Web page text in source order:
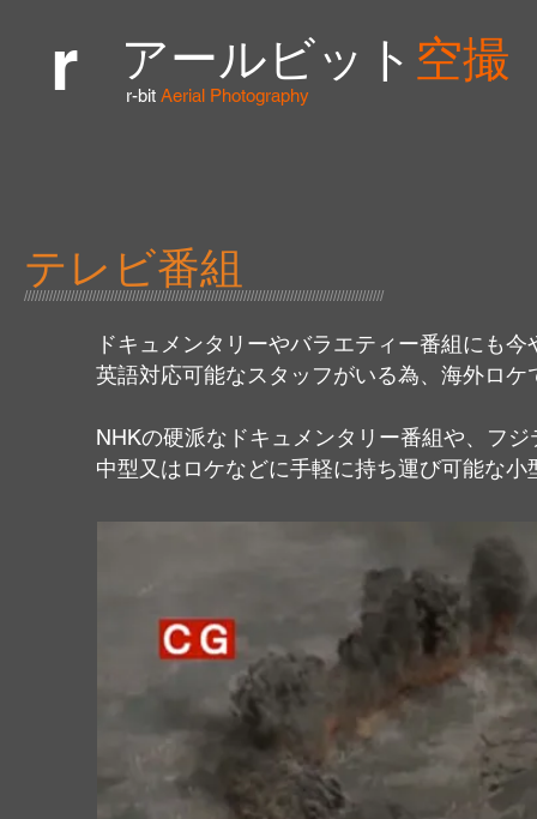
r ​アールビット 空撮
r-bit Aerial Photography
ドキュメンタリーやバラエティー番組にも
英語対応可能なスタッフがいる為、海外ロケ
NHKの硬派なドキュメンタリー番組や、フ
中型又はロケなどに手軽に持ち運び可能な
テレビ番組
////////////////////////////////////////////////////////////////////////////////////////////////////